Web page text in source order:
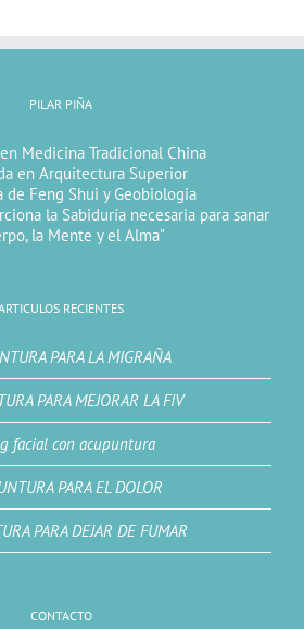
PILAR PIÑA
Medicina Tradicional China
en Arquitectura Superior
de Feng Shui y Geobiologia
la Sabiduría necesaria para sanar
la Mente y el Alma"
RECIENTES
PARA LA MIGRAÑA
PARA MEJORAR LA FIV
facial con acupuntura
PARA EL DOLOR
PARA DEJAR DE FUMAR
CONTACTO